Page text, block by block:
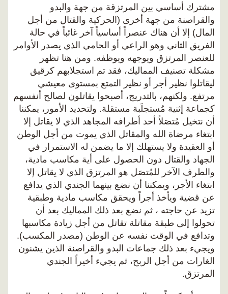
مشترك أساسي بين المرتزقة من جهة والبدو
والقراصنة من جهة أخرى (الحركية والقتال من أجل
المال) إلا أن هناك عنصراً أساسياً آخر غائباً في حالة
الفريق الثاني وهو الراعي أو الحامي الذي يصدر الأوامر
للعنصر المرتزق ويوجهه ويوظفه. ومن هنا تظهر
مشكلة تصنيف المماليك، فقد تم استجلابهم كرقيق
ليقاتلوا نظير أجر أو نظير التمتع بمستوى معيشي
مرتفع. ولكنهم، بالتدريج، أصبحوا يقاتلون لصالح أنفسهم
كجماعة إثنية مُستجلَبة مستقلة. ولتحديد الأمور، يمكننا
أن نتخيل مُتصَلاً أحد أطرافه المجاهد الذي لا يقاتل إلا
ابتغاء مرضاة الله والمقاتل الذي يموت من أجل الوطن
أو العقيدة ولا يستهلك إلا ما يضمن له الاستمرار في
الجهاد والقتال دون الحصول على أية مكاسب مادية،
والطرف الآخر للمُتصَل هو المرتزق الذي لا يقاتل إلا
ابتغاء الأجر، ويمكننا أن نضع بينهما الجندي الذي يدافع
عن قضية ويأخذ أجراً ويحقق مكاسب مادية وطبقية
تزيد عن حاجته ، ثم نضع بعد ذلك المماليك بعد أن
تحولوا إلى طبقة مقاتلة تقاتل من أجل زيادة مكاسبها
وتدافع في الوقت نفسه عن الوطن (مصدر المكسب).
ويجيء بعد ذلك جماعات البدو والقراصنة الذين يشنون
الغارات من أجل الربح، ثم يجيء أخيراً الجندي
المرتزق.